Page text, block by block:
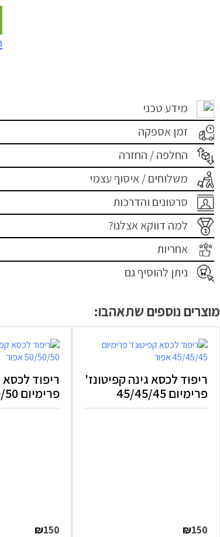
מידע טכני
זמן אספקה
החלפה / החזרה
משלוחים / איסוף עצמי
סרטונים והדרכות
למה דווקא אצלנו?
אחריות
ניתן להוסיף גם
מוצרים נוספים שתאהבו:
ריפוד לכסא גינה קפיטונז'
פרימיום 45/45/45
₪150
ריפוד לכסא
פרימיום 50/50/50
₪150